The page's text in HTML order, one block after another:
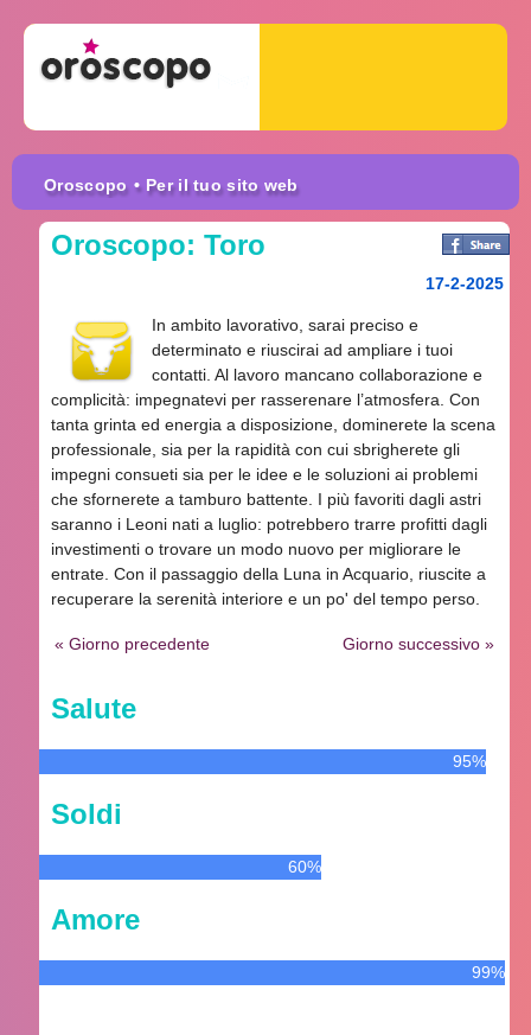
Oroscopo • Per il tuo sito web
Oroscopo: Toro
17-2-2025
In ambito lavorativo, sarai preciso e
determinato e riuscirai ad ampliare i tuoi
contatti. Al lavoro mancano collaborazione e
complicità: impegnatevi per rasserenare l’atmosfera. Con
tanta grinta ed energia a disposizione, dominerete la scena
professionale, sia per la rapidità con cui sbrigherete gli
impegni consueti sia per le idee e le soluzioni ai problemi
che sfornerete a tamburo battente. I più favoriti dagli astri
saranno i Leoni nati a luglio: potrebbero trarre profitti dagli
investimenti o trovare un modo nuovo per migliorare le
entrate. Con il passaggio della Luna in Acquario, riuscite a
recuperare la serenità interiore e un po' del tempo perso.
« Giorno precedente Giorno successivo »
Salute
95%
Soldi
60%
Amore
99%